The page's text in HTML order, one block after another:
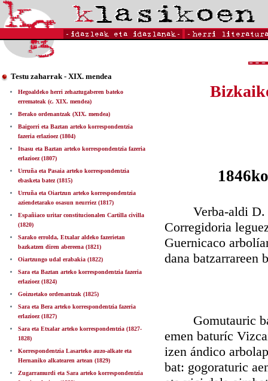
Testu zaharrak - XIX. mendea
Hegoaldeko herri zehaztugaberen bateko
erremateak (c. XIX. mendea)
Berako ordenantzak (XIX. mendea)
Baigorri eta Baztan arteko korrespondentzia
fazeria erlazioez (1804)
Itsasu eta Baztan arteko korrespondentzia fazeria
erlazioez (1807)
Urruña eta Pasaia arteko korrespondentzia
ebasketa batez (1815)
Urruña eta Oiartzun arteko korrespondentzia
aziendetarako osasun neurriez (1817)
Españiaco uritar constitucionalen Cartilla civilla
(1820)
Sarako errolda, Etxalar aldeko fazerietan
bazkatzen diren abereena (1821)
Oiartzungo udal erabakia (1822)
Sara eta Baztan arteko korrespondentzia fazeria
erlazioez (1824)
Goizuetako ordenantzak (1825)
Sara eta Bera arteko korrespondentzia fazeria
erlazioez (1827)
Sara eta Etxalar arteko korrespondentzia (1827-
1828)
Korrespondentzia Lasarteko auzo-alkate eta
Hernaniko alkatearen artean (1829)
Zugarramurdi eta Sara arteko korrespondentzia
Verba-aldi D.
Corregidoria
Guernicaco
dana batzarrareen
Gomutauric
emen baturíc
izen ándico
bat: gogoraturic